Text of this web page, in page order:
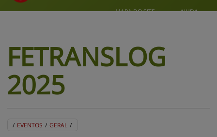
MAPA DO SITE AJUDA
2025
/ EVENTOS / GERAL /